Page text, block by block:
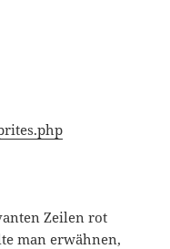
Zeilen rot
man erwähnen,